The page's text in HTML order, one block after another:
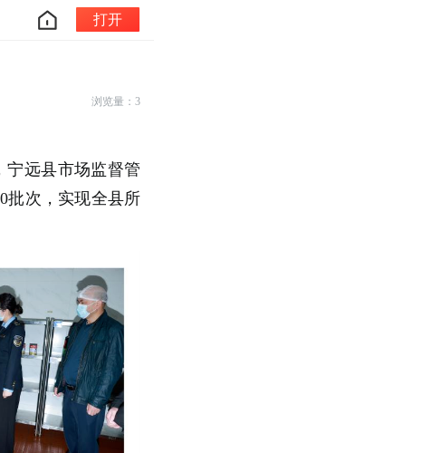
打开
浏览量：3
宁远县市场监督管
批次，实现全县所